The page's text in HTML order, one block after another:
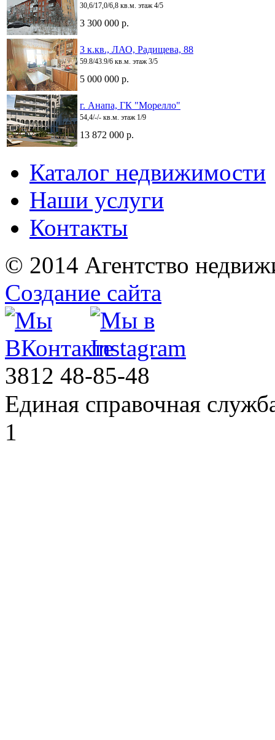
30,6/17,0/6,8 кв.м. этаж 4/5
3 300 000 р.
3 к.кв., ЛАО, Радищева, 88
59.8/43.9/6 кв.м. этаж 3/5
5 000 000 р.
г. Анапа, ГК "Морелло"
54,4/-/- кв.м. этаж 1/9
13 872 000 р.
Каталог недвижимости
Наши услуги
Контакты
© 2014 Агентство
Создание сайта
3812 48-85-48
Единая справочная
1